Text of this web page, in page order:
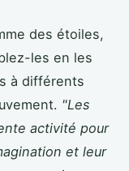
des étoiles,
les en les
à différents
"Les
activité pour
et leur